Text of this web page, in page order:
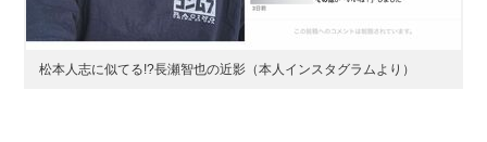
松本人志に似てる!?長瀬智也の近影（本人インスタグラムより）